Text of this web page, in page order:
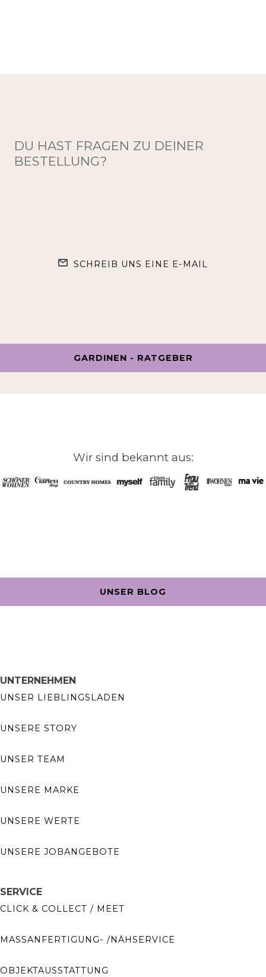
DU HAST FRAGEN ZU DEINER
BESTELLUNG?
SCHREIB UNS EINE E-MAIL
GARDINEN - RATGEBER
Wir sind bekannt aus:
UNSER BLOG
UNTERNEHMEN
UNSER LIEBLINGSLADEN
UNSERE STORY
UNSER TEAM
UNSERE MARKE
UNSERE WERTE
UNSERE JOBANGEBOTE
SERVICE
CLICK & COLLECT / MEET
MASSANFERTIGUNG- /NÄHSERVICE
OBJEKTAUSSTATTUNG